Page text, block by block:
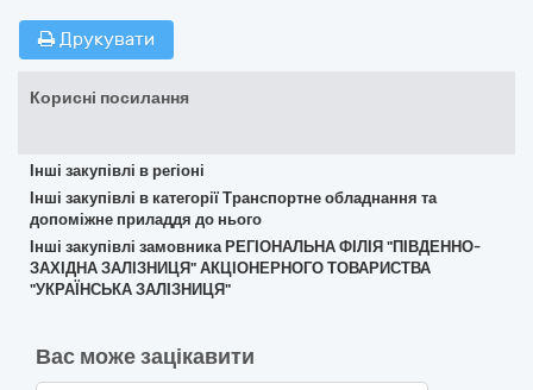
Друкувати
Корисні посилання
Інші закупівлі в регіоні
Інші закупівлі в категорії Транспортне обладнання та
допоміжне приладдя до нього
Інші закупівлі замовника РЕГІОНАЛЬНА ФІЛІЯ "ПІВДЕННО-
ЗАХІДНА ЗАЛІЗНИЦЯ" АКЦІОНЕРНОГО ТОВАРИСТВА
"УКРАЇНСЬКА ЗАЛІЗНИЦЯ"
Вас може зацікавити